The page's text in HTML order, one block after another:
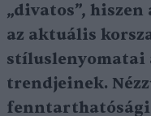
„divatos”,
az aktuális
stíluslenyomatai
trendjeinek.
fenntarthatósági